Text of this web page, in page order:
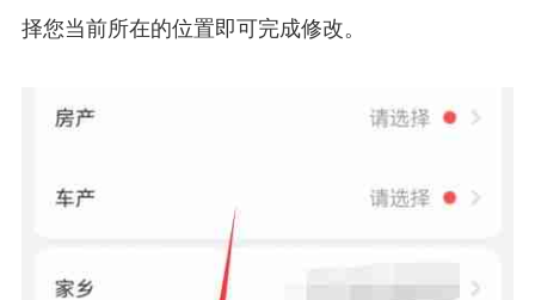
择您当前所在的位置即可完成修改。